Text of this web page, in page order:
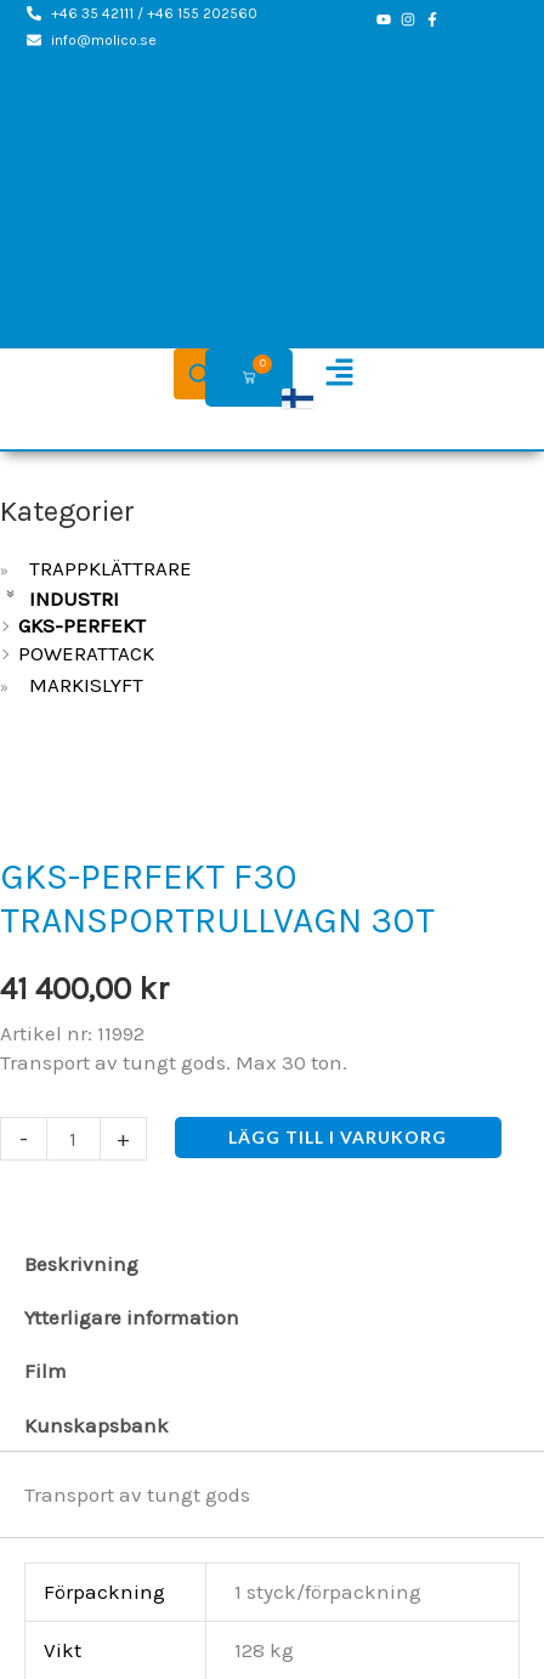
Hoppa+46 35 42111 / +46 155 202560
info@molico.se
0
Varukorg
Kategorier
» TRAPPKLÄTTRARE
»
INDUSTRI
GKS-PERFEKT
POWERATTACK
» MARKISLYFT
GKS-PERFEKT F30
TRANSPORTRULLVAGN 30T
41 400,00 kr
Artikel nr: 11992
Transport av tungt gods. Max 30 ton.
-
GKS-
mängd
+ LÄGG TILL I VARUKORG
Beskrivning
Ytterligare information
Film
Kunskapsbank
Transport av tungt gods
Förpackning 1 styck/förpackning
Vikt 128 kg